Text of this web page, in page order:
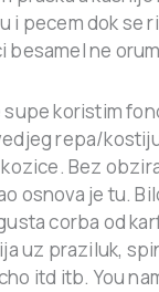
i pecem dok se
besamel ne
supe koristim
repa/
Bez
osnova je tu.
corba od
uz praziluk,
itd itb. You